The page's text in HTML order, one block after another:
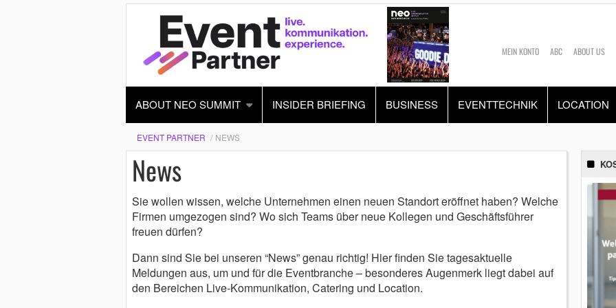
MEIN KONTO ABC ABOUT US
ABOUT NEO SUMMIT INSIDER BRIEFING BUSINESS EVENTTECHNIK LOCATION
EVENT PARTNER NEWS
News
Sie wollen wissen, welche Unternehmen einen neuen Standort eröffnet haben? Welche
Firmen umgezogen sind? Wo sich Teams über neue Kollegen und Geschäftsführer
freuen dürfen?
Dann sind Sie bei unseren “News” genau richtig! Hier finden Sie tagesaktuelle
Meldungen aus, um und für die Eventbranche – besonderes Augenmerk liegt dabei auf
den Bereichen Live-Kommunikation, Catering und Location.